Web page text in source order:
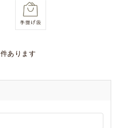
件あります